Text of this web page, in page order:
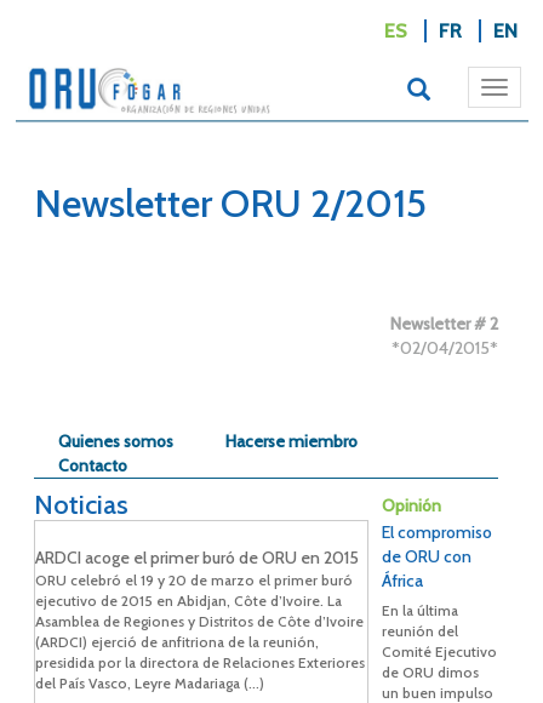
ES FR EN
Newsletter ORU 2/2015
Newsletter # 2
*02/04/2015*
Quienes somos
Hacerse miembro
Contacto
Noticias Opinión
ARDCI acoge el primer buró de ORU en 2015
ORU celebró el 19 y 20 de marzo el primer buró
ejecutivo de 2015 en Abidjan, Côte d’Ivoire. La
Asamblea de Regiones y Distritos de Côte d’Ivoire
(ARDCI) ejerció de anfitriona de la reunión,
presidida por la directora de Relaciones Exteriores
del País Vasco, Leyre Madariaga (...)
El compromiso
de ORU con
África
En la última
reunión del
Comité Ejecutivo
de ORU dimos
un buen impulso